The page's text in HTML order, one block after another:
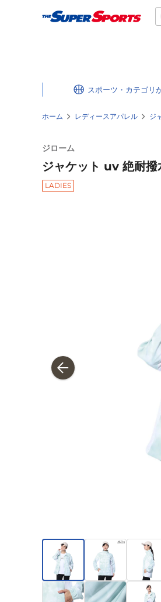
スポーツ・カテゴリ
ホーム レディースアパレル ジ
ジローム
ジャケット uv 絶耐
LADIES